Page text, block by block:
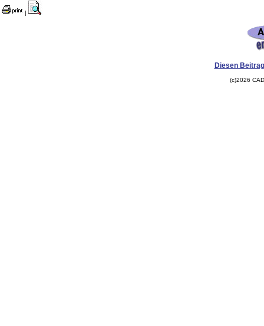
|
Diesen
(c)2026